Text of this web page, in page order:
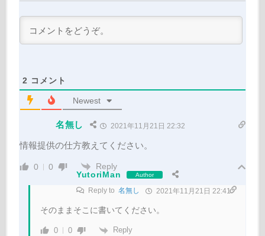
2 コメント
Newest
名無し 2021年11月21日 22:32
情報提供の仕方教えてください。
0 0
Reply
YutoriMan
Author
Reply to 名無し 2021年11月21日 22:41
そのままそこに書いてください。
0 0 Reply